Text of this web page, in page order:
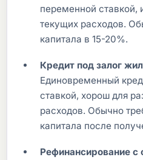
переменной ставкой,
текущих расходов.
капитала в 15-20%.
Кредит под залог
Единовременный
ставкой, хорош для
расходов. Обычно
капитала после
Рефинансирование с